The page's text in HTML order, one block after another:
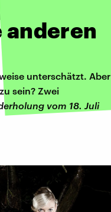
anderen
unterschätzt. Aber
sein? Zwei
vom 18. Juli